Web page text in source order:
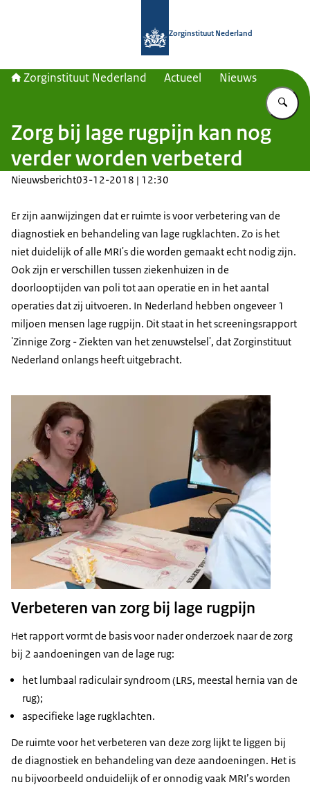
Zorginstituut Nederland
Zorginstituut Nederland Actueel Nieuws
Zorg bij lage rugpijn kan nog
verder worden verbeterd
Nieuwsbericht03-12-2018 | 12:30
Er zijn aanwijzingen dat er ruimte is voor verbetering van de
diagnostiek en behandeling van lage rugklachten. Zo is het
niet duidelijk of alle MRI's die worden gemaakt echt nodig zijn.
Ook zijn er verschillen tussen ziekenhuizen in de
doorlooptijden van poli tot aan operatie en in het aantal
operaties dat zij uitvoeren. In Nederland hebben ongeveer 1
miljoen mensen lage rugpijn. Dit staat in het screeningsrapport
'Zinnige Zorg - Ziekten van het zenuwstelsel', dat Zorginstituut
Nederland onlangs heeft uitgebracht.
Verbeteren van zorg bij lage rugpijn
Het rapport vormt de basis voor nader onderzoek naar de zorg
bij 2 aandoeningen van de lage rug:
het lumbaal radiculair syndroom (LRS, meestal hernia van de
rug);
aspecifieke lage rugklachten.
De ruimte voor het verbeteren van deze zorg lijkt te liggen bij
de diagnostiek en behandeling van deze aandoeningen. Het is
nu bijvoorbeeld onduidelijk of er onnodig vaak MRI’s worden